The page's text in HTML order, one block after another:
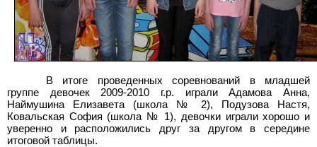
В итоге проведенных соревнований в младшей
группе девочек 2009-2010 г.р. играли Адамова Анна,
Наймушина Елизавета (школа № 2), Подузова Настя,
Ковальская София (школа № 1), девочки играли хорошо и
уверенно и расположились друг за другом в середине
итоговой таблицы.